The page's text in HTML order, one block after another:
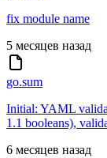
fix module name
5 месяцев назад
go.sum
Initial: YAML
1.1 booleans),
6 месяцев назад